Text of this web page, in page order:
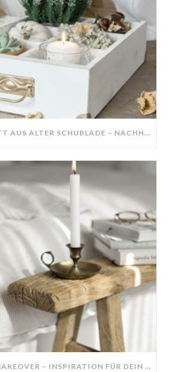
DIY-DEKO-TABLETT AUS ALTER SCHUBLADE – NACHHALTIGE HERBSTDEKO SELBER MACHEN!
SCHLAFZIMMER MAKEOVER – INSPIRATION FÜR DEIN SCHLAFZIMMER: AUS ALT MACH NEU – HELL, GEMÜTLICH UND EINLADEND